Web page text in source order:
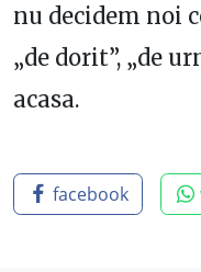
nu decidem noi
„de dorit”, „de
acasa.
facebook